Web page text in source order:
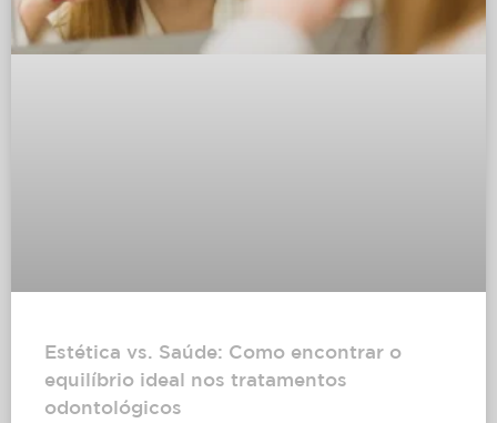
Estética vs. Saúde: Como encontrar o
equilíbrio ideal nos tratamentos
odontológicos